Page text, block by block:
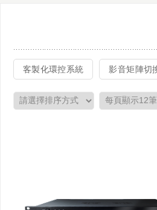
客製化環控系統 影音矩陣切